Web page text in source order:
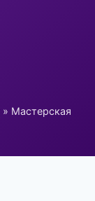
» Мастерская